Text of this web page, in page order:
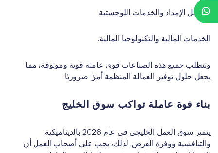
سلاسل الإمداد والخدمات اللوجستية.
الخدمات المالية والتكنولوجيا المالية.
وتتطلب جميع هذه الصناعات قوى عاملة قوية وموثوقة، مما
يجعل حلول توفير العمالة المنظمة أمرًا ضروريًا.
بناء قوة عاملة تواكب سوق الخليج
يتميز سوق العمل الخليجي في عام 2026 بالديناميكية
والتنافسية ووفرة الفرص. لذلك، يجب على أصحاب العمل أن